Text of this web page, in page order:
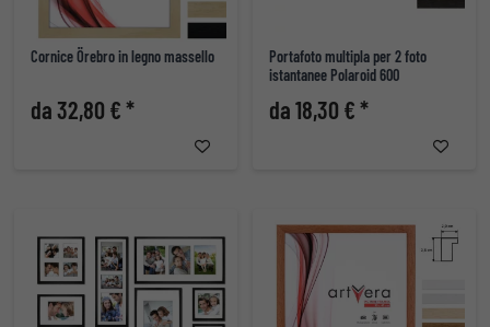
Cornice Örebro in legno massello
da 32,80 € *
Portafoto multipla per 2 foto
istantanee Polaroid 600
da 18,30 € *